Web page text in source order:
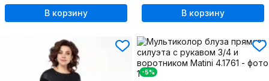
В корзину В корзину
-5%